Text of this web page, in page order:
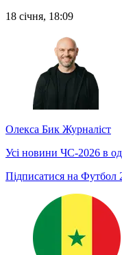
18 січня, 18:09
Олекса Бик Журналіст
Усі новини ЧС-2026 в
Підписатися на Футбол